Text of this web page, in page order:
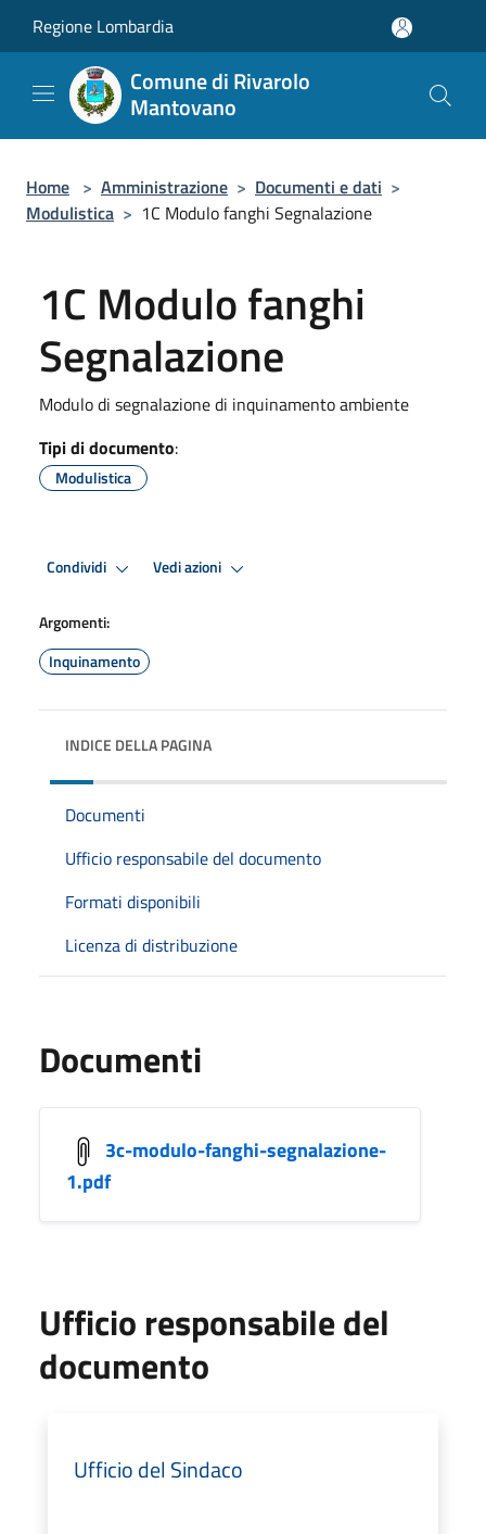
Regione Lombardia
Comune di Rivarolo
Mantovano
Home > Amministrazione > Documenti e dati >
Modulistica > 1C Modulo fanghi Segnalazione
1C Modulo fanghi
Segnalazione
Modulo di segnalazione di inquinamento ambiente
Tipi di documento:
Modulistica
Condividi Vedi azioni
Argomenti:
Inquinamento
INDICE DELLA PAGINA
Documenti
Ufficio responsabile del documento
Formati disponibili
Licenza di distribuzione
Documenti
3c-modulo-fanghi-segnalazione-
1.pdf
Ufficio responsabile del
documento
Ufficio del Sindaco